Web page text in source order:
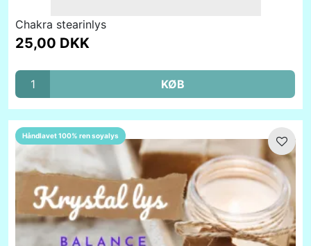
Chakra stearinlys
25,00 DKK
KØB
Håndlavet 100% ren soyalys